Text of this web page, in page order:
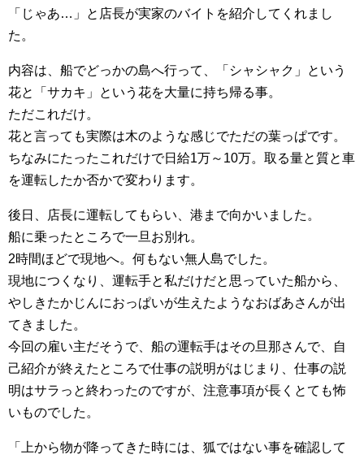
「じゃあ…」と店長が実家のバイトを紹介してくれまし
た。
内容は、船でどっかの島へ行って、「シャシャク」という
花と「サカキ」という花を大量に持ち帰る事。
ただこれだけ。
花と言っても実際は木のような感じでただの葉っぱです。
ちなみにたったこれだけで日給1万～10万。取る量と質と車
を運転したか否かで変わります。
後日、店長に運転してもらい、港まで向かいました。
船に乗ったところで一旦お別れ。
2時間ほどで現地へ。何もない無人島でした。
現地につくなり、運転手と私だけだと思っていた船から、
やしきたかじんにおっぱいが生えたようなおばあさんが出
てきました。
今回の雇い主だそうで、船の運転手はその旦那さんで、自
己紹介が終えたところで仕事の説明がはじまり、仕事の説
明はサラっと終わったのですが、注意事項が長くとても怖
いものでした。
「上から物が降ってきた時には、狐ではない事を確認して